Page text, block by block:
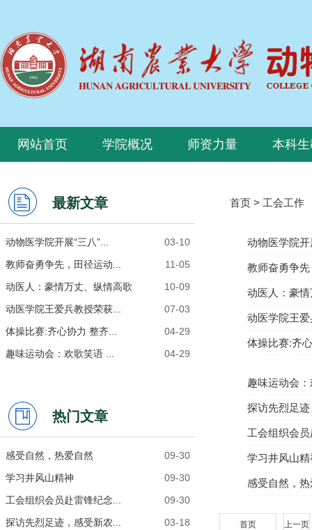
网站首页 学院概况 师资力量 本科
最新文章
03-10
动物医学院开展“三八”...
11-05
教师奋勇争先，田径运动...
10-09
动医人：豪情万丈、纵情高歌
07-03
动医学院王爱兵教授荣获...
04-29
体操比赛:齐心协力 整齐...
04-29
趣味运动会：欢歌笑语 ...
热门文章
09-30
感受自然，热爱自然
09-30
学习井风山精神
09-30
工会组织会员赴雷锋纪念...
03-18
探访先烈足迹，感受新农...
首页 > 工会工作
动物医学院开
教师奋勇争
动医人：豪
动医学院王
体操比赛:齐
趣味运动会
探访先烈足
工会组织会
学习井风山精
感受自然，
首页 上一页